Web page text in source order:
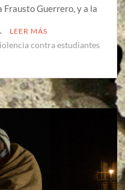
Guerrero, y a la
LEER MÁS
contra estudiantes